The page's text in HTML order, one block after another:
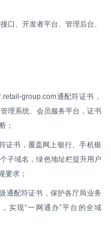
口、开发者平台、管理后台、
group.com通配符证书，
理系统、会员服务平台，证书
；
证书，覆盖网上银行、手机银
子域名，绿色地址栏提升用户
要求；
通配符证书，保护各厅局业务
实现“一网通办”平台的全域